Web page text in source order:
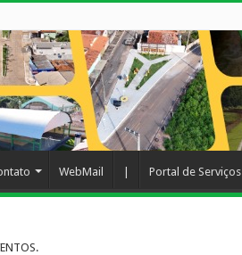
WebMail Portal de Serviços